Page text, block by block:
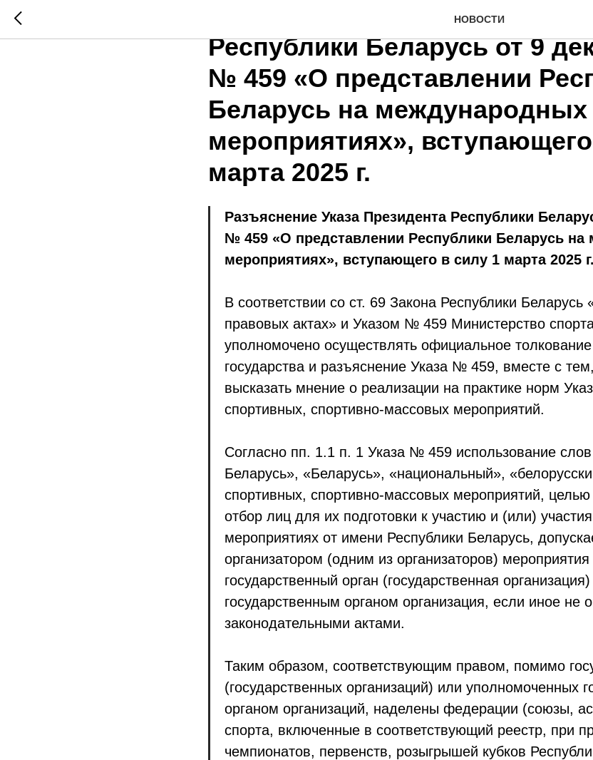
НОВОСТИ
Разъяснение Указа
Республики Беларусь от 9
№ 459 «О представлении
Беларусь на международных
мероприятиях»,
марта 2025 г.
Разъяснение Указа Президента Республики
№ 459 «О представлении Республики Беларусь
мероприятиях», вступающего в силу 1 марта 2025
В соответствии со ст. 69 Закона Республики
правовых актах» и Указом № 459 Министерство
уполномочено осуществлять официальное
государства и разъяснение Указа № 459, вместе с
высказать мнение о реализации на практике норм
спортивных, спортивно-массовых мероприятий.
Согласно пп. 1.1 п. 1 Указа № 459 использование
Беларусь», «Беларусь», «национальный»,
спортивных, спортивно-массовых мероприятий, целью
отбор лиц для их подготовки к участию и (или)
мероприятиях от имени Республики Беларусь,
организатором (одним из организаторов) мероприятия
государственный орган (государственная
государственным органом организация, если иное не
законодательными актами.
Таким образом, соответствующим правом, помимо
(государственных организаций) или уполномоченных
органом организаций, наделены федерации (союзы,
спорта, включенные в соответствующий реестр, при
чемпионатов, первенств, розыгрышей кубков